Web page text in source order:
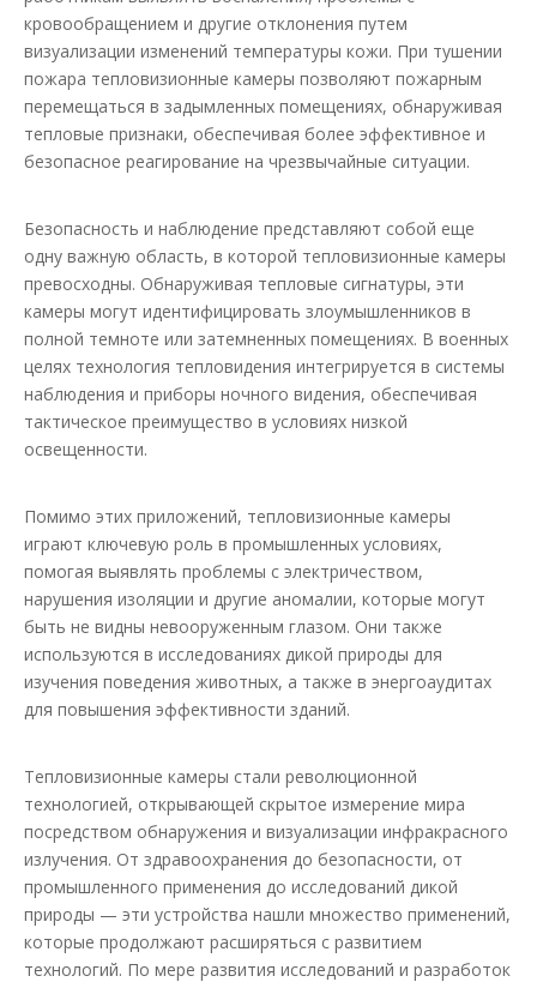
кровообращением и другие отклонения путем
визуализации изменений температуры кожи. При тушении
пожара тепловизионные камеры позволяют пожарным
перемещаться в задымленных помещениях, обнаруживая
тепловые признаки, обеспечивая более эффективное и
безопасное реагирование на чрезвычайные ситуации.
Безопасность и наблюдение представляют собой еще
одну важную область, в которой тепловизионные камеры
превосходны. Обнаруживая тепловые сигнатуры, эти
камеры могут идентифицировать злоумышленников в
полной темноте или затемненных помещениях. В военных
целях технология тепловидения интегрируется в системы
наблюдения и приборы ночного видения, обеспечивая
тактическое преимущество в условиях низкой
освещенности.
Помимо этих приложений, тепловизионные камеры
играют ключевую роль в промышленных условиях,
помогая выявлять проблемы с электричеством,
нарушения изоляции и другие аномалии, которые могут
быть не видны невооруженным глазом. Они также
используются в исследованиях дикой природы для
изучения поведения животных, а также в энергоаудитах
для повышения эффективности зданий.
Тепловизионные камеры стали революционной
технологией, открывающей скрытое измерение мира
посредством обнаружения и визуализации инфракрасного
излучения. От здравоохранения до безопасности, от
промышленного применения до исследований дикой
природы — эти устройства нашли множество применений,
которые продолжают расширяться с развитием
технологий. По мере развития исследований и разработок